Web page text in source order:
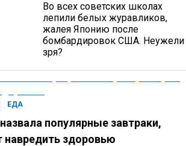
Во всех советских школах
лепили белых журавликов,
жалея Японию после
бомбардировок США. Неужели
зря?
ЕДА
популярные завтраки,
навредить здоровью